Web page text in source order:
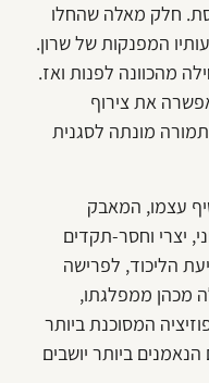
חלק מאלה שהחלו
המפנקות של שרון.
מהכוונה לפנות ואז.
את צירוף
מונתה לסגנית
עצמו, המאבק
יצרי וחסר-תקדים
הליכוד, לפרישה
מכהן ממפלגתו,
המסוכנת ביותר
ביותר יושבים